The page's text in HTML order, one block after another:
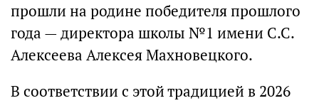
прошли на родине победителя прошлого
года — директора школы №1 имени С.С.
Алексеева Алексея Махновецкого.
В соответствии с этой традицией в 2026